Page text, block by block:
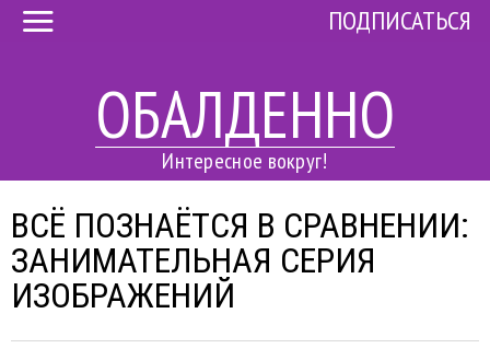
ОБАЛДЕННО
Интересное вокруг!
ПОДПИСАТЬСЯ
ВСЁ ПОЗНАЁТСЯ В СРАВНЕНИИ:
ЗАНИМАТЕЛЬНАЯ СЕРИЯ
ИЗОБРАЖЕНИЙ